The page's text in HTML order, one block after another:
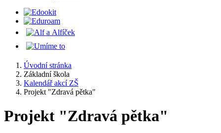
Úvodní stránka
Základní škola
Kalendář akcí ZŠ
Projekt "Zdravá pětka"
Projekt "Zdravá pětka"